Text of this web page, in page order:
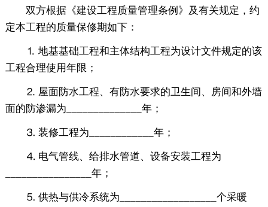
双方根据《建设工程质量管理条例》及有关规定，约
定本工程的质量保修期如下：
⒈ 地基基础工程和主体结构工程为设计文件规定的该
工程合理使用年限；
⒉ 屋面防水工程、有防水要求的卫生间、房间和外墙
面的防渗漏为______________年；
⒊ 装修工程为____________年；
⒋ 电气管线、给排水管道、设备安装工程为
________________年；
⒌ 供热与供冷系统为__________________个采暖